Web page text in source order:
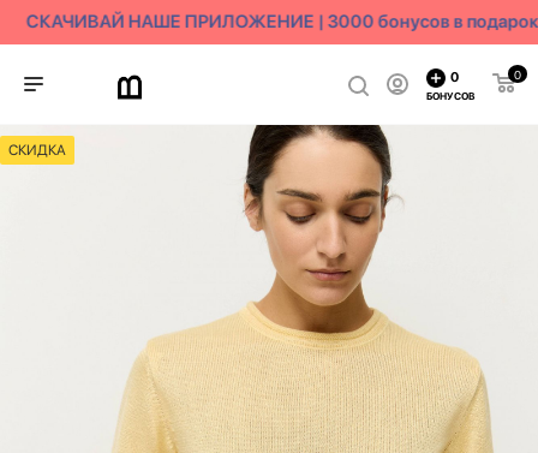
СКАЧИВАЙ НАШЕ ПРИЛОЖЕНИЕ | 3000 бонусов в подарок
0
0
БОНУСОВ
СКИДКА